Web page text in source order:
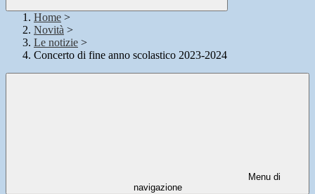
Home >
Novità >
Le notizie >
Concerto di fine anno scolastico 2023-2024
Menu di
navigazione